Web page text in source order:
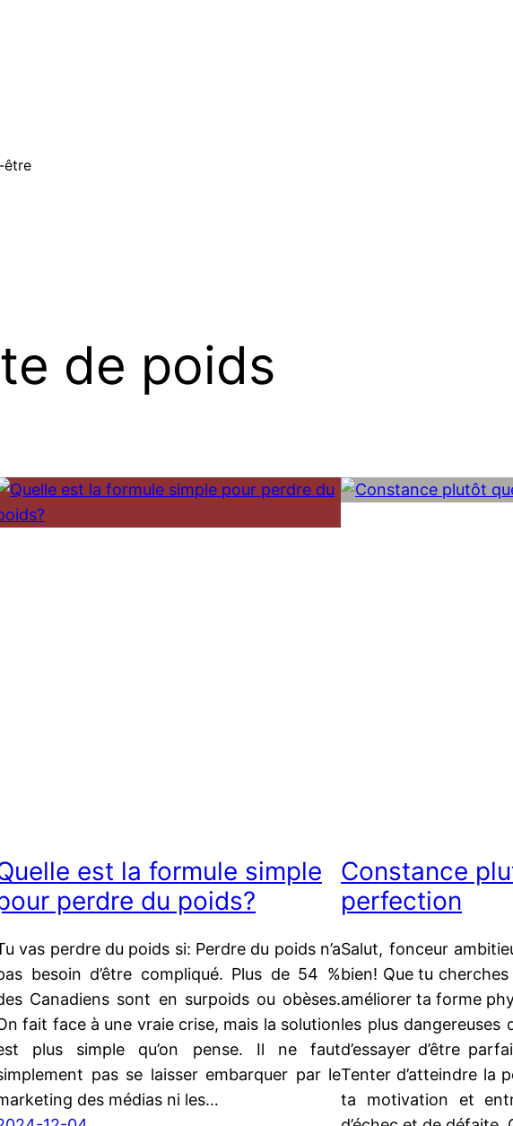
être
de poids
est la formule simple
perdre du poids?
vas perdre du poids si: Perdre du poids n’a
besoin d’être compliqué. Plus de 54 %
Canadiens sont en surpoids ou obèses.
fait face à une vraie crise, mais la solution
plus simple qu’on pense. Il ne faut
pas se laisser embarquer par le
des médias ni les…
Constance
perfection
Salut, fonceur
bien! Que tu
améliorer ta forme
les plus dangereuses
d’essayer d’être
Tenter d’atteindre la
ta motivation et